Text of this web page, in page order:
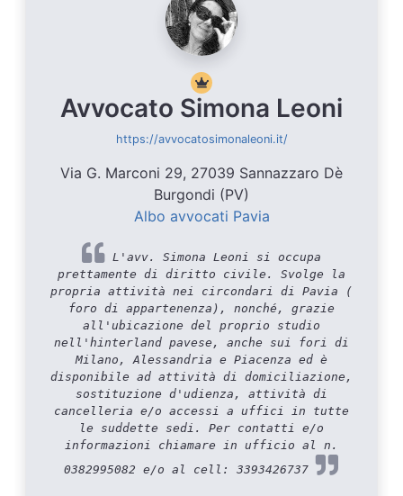
Avvocato Simona Leoni
https://avvocatosimonaleoni.it/
Via G. Marconi 29, 27039 Sannazzaro Dè
Burgondi (PV)
Albo avvocati Pavia
L'avv. Simona Leoni si occupa
prettamente di diritto civile. Svolge la
propria attività nei circondari di Pavia (
foro di appartenenza), nonché, grazie
all'ubicazione del proprio studio
nell'hinterland pavese, anche sui fori di
Milano, Alessandria e Piacenza ed è
disponibile ad attività di domiciliazione,
sostituzione d'udienza, attività di
cancelleria e/o accessi a uffici in tutte
le suddette sedi. Per contatti e/o
informazioni chiamare in ufficio al n.
0382995082 e/o al cell: 3393426737